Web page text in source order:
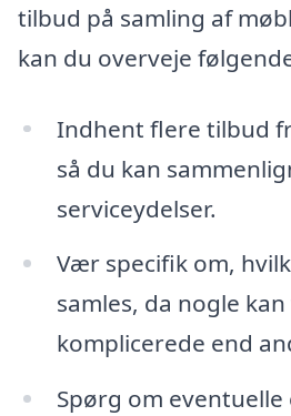
tilbud på samling af
kan du overveje
Indhent flere tilbud
så du kan
serviceydelser.
Vær specifik om,
samles, da nogle
komplicerede end
Spørg om eventuelle